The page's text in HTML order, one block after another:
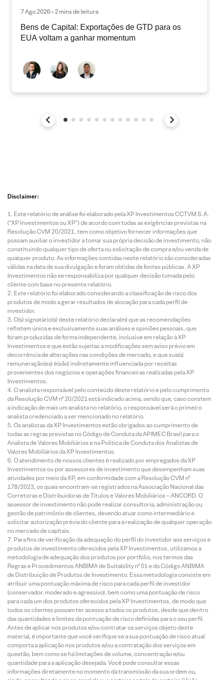
7 Ago 2026 • 2 mins de leitura
Bens de Capital: Exportações de GTD para os
EUA voltam a ganhar momentum
Disclaimer:
Este relatório de análise foi elaborado pela XP Investimentos CCTVM S.A.
(“XP Investimentos ou XP”) de acordo com todas as exigências previstas na
Resolução CVM 20/2021, tem como objetivo fornecer informações que
possam auxiliar o investidor a tomar sua própria decisão de investimento, não
constituindo qualquer tipo de oferta ou solicitação de compra e/ou venda de
qualquer produto. As informações contidas neste relatório são consideradas
válidas na data de sua divulgação e foram obtidas de fontes públicas. A XP
Investimentos não se responsabiliza por qualquer decisão tomada pelo
cliente com base no presente relatório.
Este relatório foi elaborado considerando a classificação de risco dos
produtos de modo a gerar resultados de alocação para cada perfil de
investidor.
O(s) signatário(s) deste relatório declara(m) que as recomendações
refletem única e exclusivamente suas análises e opiniões pessoais, que
foram produzidas de forma independente, inclusive em relação à XP
Investimentos e que estão sujeitas a modificações sem aviso prévio em
decorrência de alterações nas condições de mercado, e que sua(s)
remuneração(es) é(são) indiretamente influenciada por receitas
provenientes dos negócios e operações financeiras realizadas pela XP
Investimentos.
O analista responsável pelo conteúdo deste relatório e pelo cumprimento
da Resolução CVM nº 20/2021 está indicado acima, sendo que, caso constem
a indicação de mais um analista no relatório, o responsável será o primeiro
analista credenciado a ser mencionado no relatório.
Os analistas da XP Investimentos estão obrigados ao cumprimento de
todas as regras previstas no Código de Conduta da APIMEC Brasil para o
Analista de Valores Mobiliários e na Política de Conduta dos Analistas de
Valores Mobiliários da XP Investimentos.
O atendimento de nossos clientes é realizado por empregados da XP
Investimentos ou por assessores de investimento que desempenham suas
atividades por meio da XP, em conformidade com a Resolução CVM nº
178/2023, os quais encontram-se registrados na Associação Nacional das
Corretoras e Distribuidoras de Títulos e Valores Mobiliários – ANCORD. O
assessor de investimento não pode realizar consultoria, administração ou
gestão de patrimônio de clientes, devendo atuar como intermediário e
solicitar autorização prévia do cliente para a realização de qualquer operação
no mercado de capitais.
Para fins de verificação da adequação do perfil do investidor aos serviços e
produtos de investimento oferecidos pela XP Investimentos, utilizamos a
metodologia de adequação dos produtos por portfólio, nos termos das
Regras e Procedimentos ANBIMA de Suitability nº 01 e do Código ANBIMA
de Distribuição de Produtos de Investimento. Essa metodologia consiste em
atribuir uma pontuação máxima de risco para cada perfil de investidor
(conservador, moderado e agressivo), bem como uma pontuação de risco
para cada um dos produtos oferecidos pela XP Investimentos, de modo que
todos os clientes possam ter acesso a todos os produtos, desde que dentro
das quantidades e limites da pontuação de risco definidas para o seu perfil.
Antes de aplicar nos produtos e/ou contratar os serviços objeto deste
material, é importante que você verifique se a sua pontuação de risco atual
comporta a aplicação nos produtos e/ou a contratação dos serviços em
questão, bem como se há limitações de volume, concentração e/ou
quantidade para a aplicação desejada. Você pode consultar essas
informações diretamente no momento da transmissão da sua ordem ou,